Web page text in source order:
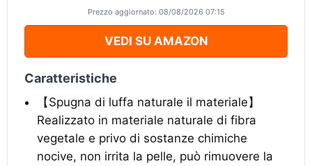
Prezzo aggiornato: 08/08/2026 07:15
VEDI SU AMAZON
Caratteristiche
【Spugna di luffa naturale il materiale】
Realizzato in materiale naturale di fibra
vegetale e privo di sostanze chimiche
nocive, non irrita la pelle, può rimuovere la